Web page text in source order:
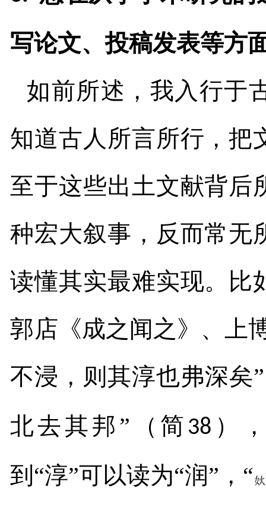
写论文、投稿发表等方
如前所述，我入行于
知道古人所言所行，把
至于这些出土文献背后
种宏大叙事，反而常无
读懂其实最难实现。比
郭店《成之闻之》、上
不浸，则其淳也弗深矣
北去其邦”（简 38 ）
到“淳”可以读为“润”，“